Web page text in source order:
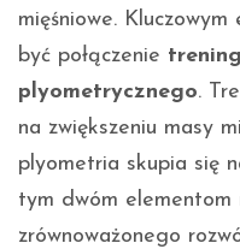
mięśniowe.
być połączenie
plyometrycznego.
na zwiększeniu masy
plyometria skupia się
tym dwóm elementom
zrównoważonego